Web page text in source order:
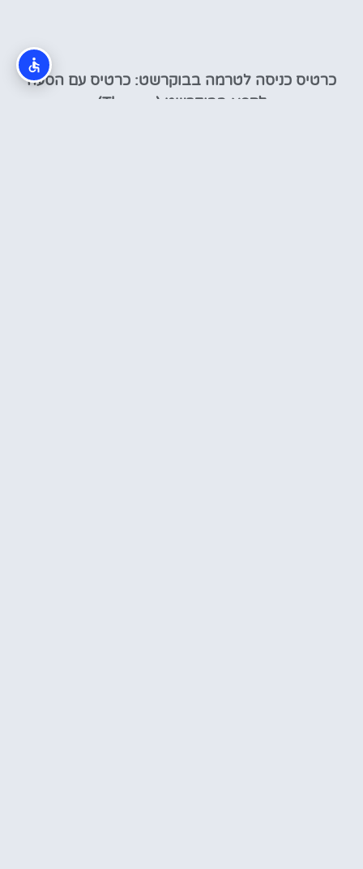
כרטיס כניסה לטרמה בבוקרשט: כרטיס עם הסעה
לספא בבוקרשט (Therme)